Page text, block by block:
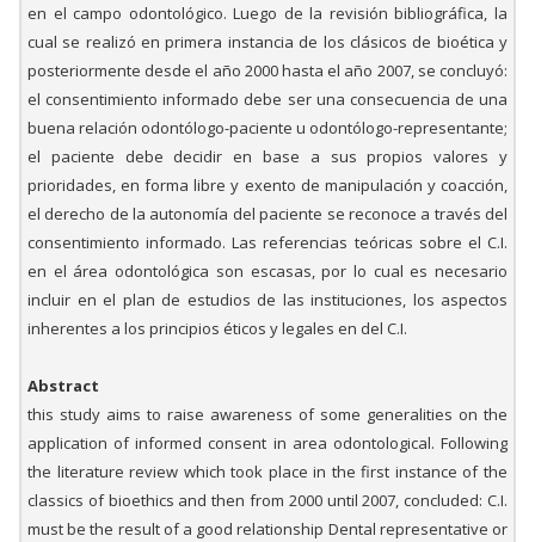
en el campo odontológico. Luego de la revisión bibliográfica, la
cual se realizó en primera instancia de los clásicos de bioética y
posteriormente desde el año 2000 hasta el año 2007, se concluyó:
el consentimiento informado debe ser una consecuencia de una
buena relación odontólogo-paciente u odontólogo-representante;
el paciente debe decidir en base a sus propios valores y
prioridades, en forma libre y exento de manipulación y coacción,
el derecho de la autonomía del paciente se reconoce a través del
consentimiento informado. Las referencias teóricas sobre el C.I.
en el área odontológica son escasas, por lo cual es necesario
incluir en el plan de estudios de las instituciones, los aspectos
inherentes a los principios éticos y legales en del C.I.
Abstract
this study aims to raise awareness of some generalities on the
application of informed consent in area odontological. Following
the literature review which took place in the first instance of the
classics of bioethics and then from 2000 until 2007, concluded: C.I.
must be the result of a good relationship Dental representative or